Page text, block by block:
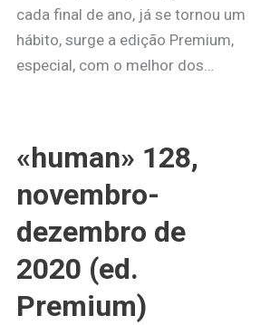
cada final de ano, já se tornou um
hábito, surge a edição Premium,
especial, com o melhor dos…
«human» 128,
novembro-
dezembro de
2020 (ed.
Premium)